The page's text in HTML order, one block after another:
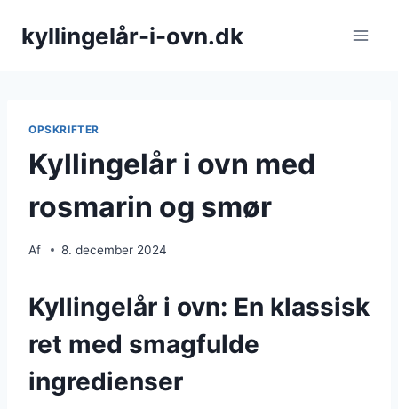
kyllingelår-i-ovn.dk
OPSKRIFTER
Kyllingelår i ovn med
rosmarin og smør
Af 8. december 2024
Kyllingelår i ovn: En klassisk
ret med smagfulde
ingredienser